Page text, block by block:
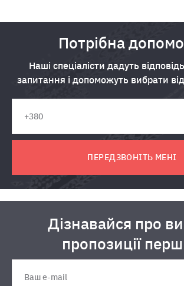
Потрібна
Наші спеціалісти дадуть
запитання і допоможуть вибрати
ПЕРЕДЗВОНІТЬ МЕНІ
Дізнавайся про
пропозиції